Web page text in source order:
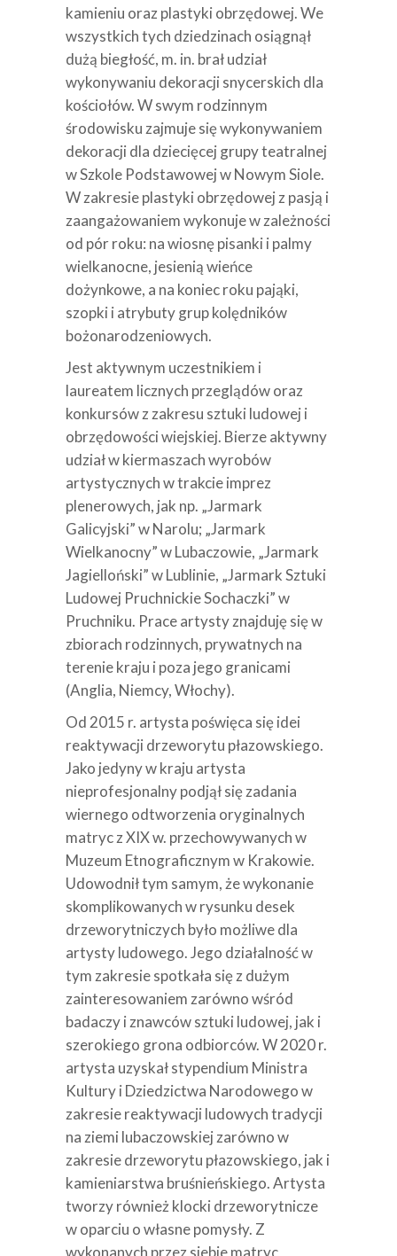
kamieniu oraz plastyki obrzędowej. We
wszystkich tych dziedzinach osiągnął
dużą biegłość, m. in. brał udział
wykonywaniu dekoracji snycerskich dla
kościołów. W swym rodzinnym
środowisku zajmuje się wykonywaniem
dekoracji dla dziecięcej grupy teatralnej
w Szkole Podstawowej w Nowym Siole.
W zakresie plastyki obrzędowej z pasją i
zaangażowaniem wykonuje w zależności
od pór roku: na wiosnę pisanki i palmy
wielkanocne, jesienią wieńce
dożynkowe, a na koniec roku pająki,
szopki i atrybuty grup kolędników
bożonarodzeniowych.
Jest aktywnym uczestnikiem i
laureatem licznych przeglądów oraz
konkursów z zakresu sztuki ludowej i
obrzędowości wiejskiej. Bierze aktywny
udział w kiermaszach wyrobów
artystycznych w trakcie imprez
plenerowych, jak np. „Jarmark
Galicyjski” w Narolu; „Jarmark
Wielkanocny” w Lubaczowie, „Jarmark
Jagielloński” w Lublinie, „Jarmark Sztuki
Ludowej Pruchnickie Sochaczki” w
Pruchniku. Prace artysty znajduję się w
zbiorach rodzinnych, prywatnych na
terenie kraju i poza jego granicami
(Anglia, Niemcy, Włochy).
Od 2015 r. artysta poświęca się idei
reaktywacji drzeworytu płazowskiego.
Jako jedyny w kraju artysta
nieprofesjonalny podjął się zadania
wiernego odtworzenia oryginalnych
matryc z XIX w. przechowywanych w
Muzeum Etnograficznym w Krakowie.
Udowodnił tym samym, że wykonanie
skomplikowanych w rysunku desek
drzeworytniczych było możliwe dla
artysty ludowego. Jego działalność w
tym zakresie spotkała się z dużym
zainteresowaniem zarówno wśród
badaczy i znawców sztuki ludowej, jak i
szerokiego grona odbiorców. W 2020 r.
artysta uzyskał stypendium Ministra
Kultury i Dziedzictwa Narodowego w
zakresie reaktywacji ludowych tradycji
na ziemi lubaczowskiej zarówno w
zakresie drzeworytu płazowskiego, jak i
kamieniarstwa bruśnieńskiego. Artysta
tworzy również klocki drzeworytnicze
w oparciu o własne pomysły. Z
wykonanych przez siebie matryc